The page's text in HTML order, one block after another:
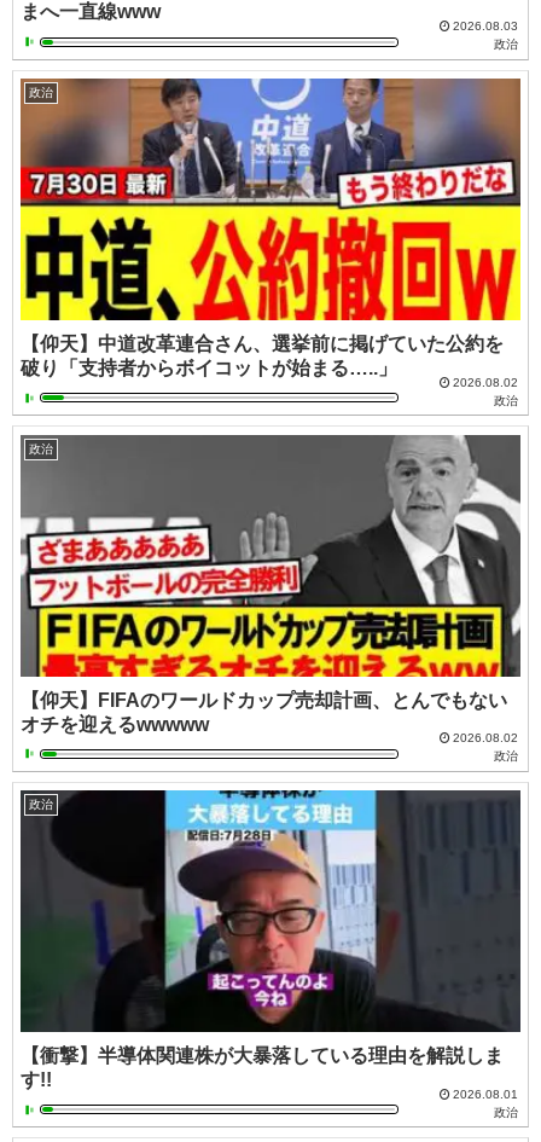
まへ一直線www
2026.08.03
政治
政治
【仰天】中道改革連合さん、選挙前に掲げていた公約を
破り「支持者からボイコットが始まる…..」
2026.08.02
政治
政治
【仰天】FIFAのワールドカップ売却計画、とんでもない
オチを迎えるwwwww
2026.08.02
政治
政治
【衝撃】半導体関連株が大暴落している理由を解説しま
す!!
2026.08.01
政治